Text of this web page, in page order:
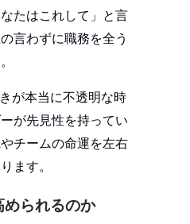
たはこれして」と言
言わずに職務を全う
が本当に不透明な時
が先見性を持ってい
チームの命運を左右
ます。
められるのか